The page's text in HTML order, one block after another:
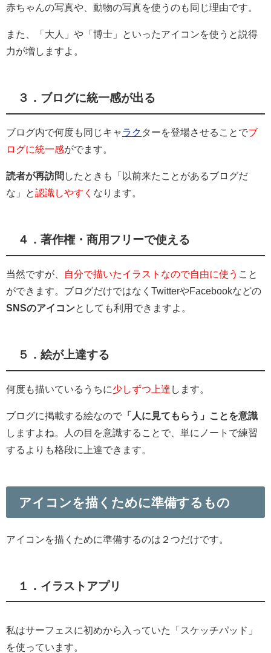
赤ちゃんの写真や、動物の写真を使うのも同じ理由です。
また、「大人」や「博士」といったアイコンを使うと説得
力が増しますよ。
３．ブログに統一感が出る
ブログ内で何度も同じキャラク ターを登場させることでブ
ログに統一感がでます。
読者が再訪問 したときも「以前来たことがあるブログだ
な」と認識しやすく なります。
４．著作権・商用フリーで使える
当然ですが、 自分で描いたイラストなので自由に使う こと
ができます。ブログだけではなくTwitterやFacebookなどの
SNSのアイコンとしても利用できますよ。
５．絵が上達する
何度も描いているうちに少しずつ上達 します。
ブログに掲載する絵なので 「人に見てもらう」ことを意識
しますよね。人の目を意識することで、単にノートで練習
するよりも格段に上達できます。
アイコンを描くために準備するもの
アイコンを描くために準備するのは２つだけです。
１．イラストアプリ
私はサーフェスに初めから入っていた「スケッチパッド」
を使っています。